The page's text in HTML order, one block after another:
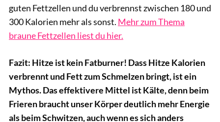
guten Fettzellen und du verbrennst zwischen 180 und
300 Kalorien mehr als sonst. Mehr zum Thema
braune Fettzellen liest du hier.
Fazit: Hitze ist kein Fatburner! Dass Hitze Kalorien
verbrennt und Fett zum Schmelzen bringt, ist ein
Mythos. Das effektivere Mittel ist Kälte, denn beim
Frieren braucht unser Körper deutlich mehr Energie
als beim Schwitzen, auch wenn es sich anders